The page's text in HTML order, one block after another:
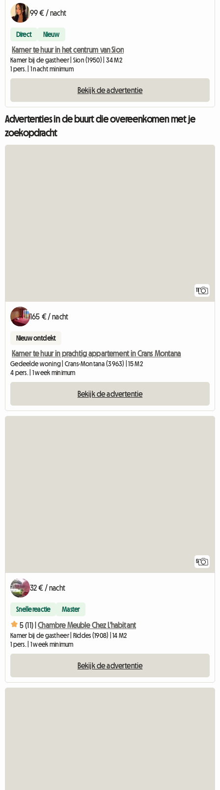
99 € / nacht
Direct Nieuw
Kamer te huur in het centrum van Sion
Kamer bij de gastheer | Sion (1950) | 34 M2
1 pers. | 1 nacht minimum
Bekijk de advertentie
Advertenties in de buurt die overeenkomen met je
zoekopdracht
165 € / nacht
Nieuw ontdekt
Kamer te huur in prachtig appartement in Crans Montana
Gedeelde woning | Crans-Montana (3963) | 15 M2
4 pers. | 1 week minimum
Bekijk de advertentie
5
32 € / nacht
Snelle reactie Master
5 (11) | Chambre Meuble Chez L'habitant
Kamer bij de gastheer | Riddes (1908) | 14 M2
1 pers. | 1 week minimum
Bekijk de advertentie